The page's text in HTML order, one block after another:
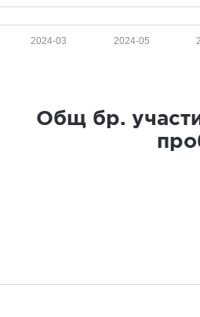
2024-05
2024-03
Общ бр.